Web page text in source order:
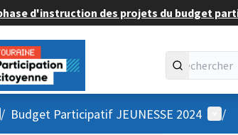
d'instruction des projets du budget
principal
/ Budget Participatif JEUNESSE 2024 /